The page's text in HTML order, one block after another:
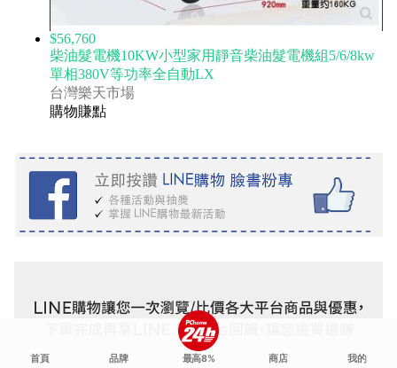
$56,760
柴油髮電機10KW小型家用靜音柴油髮電機組5/6/8kw
單相380V等功率全自動LX
台灣樂天市場
購物賺點
首頁 品牌 最高8% 商店 我的